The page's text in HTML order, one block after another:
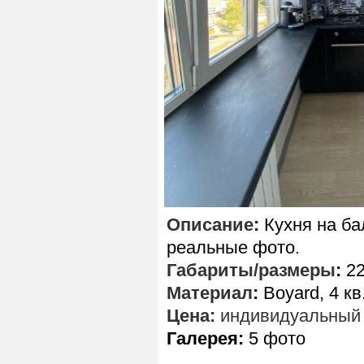
Описание: Кухня на
реальные фото.
Габариты/размеры:
Материал: Boyard, 4
Цена: индивидуальный
Галерея: 5 фото